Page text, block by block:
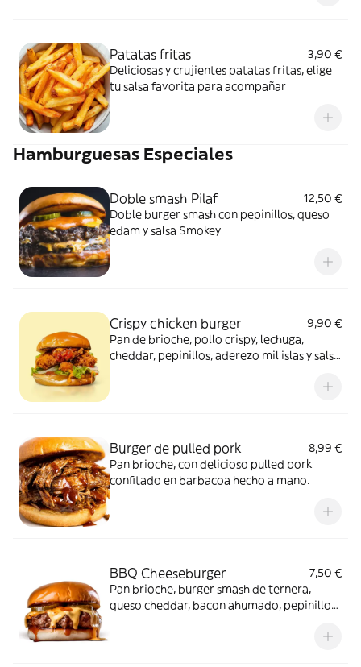
Patatas fritas
3,90 €
Deliciosas y crujientes patatas fritas, elige
tu salsa favorita para acompañar
Hamburguesas Especiales
Doble smash Pilaf
12,50 €
Doble burger smash con pepinillos, queso
edam y salsa Smokey
Crispy chicken burger
9,90 €
Pan de brioche, pollo crispy, lechuga,
cheddar, pepinillos, aderezo mil islas y salsa
Burger de pulled pork
8,99 €
Pan brioche, con delicioso pulled pork
confitado en barbacoa hecho a mano.
BBQ Cheeseburger
7,50 €
Pan brioche, burger smash de ternera,
queso cheddar, bacon ahumado, pepinillos